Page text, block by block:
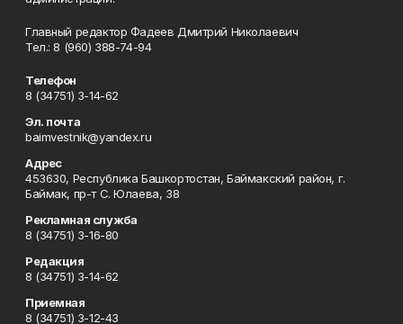
Главный редактор Фадеев Дмитрий Николаевич
Тел.: 8 (960) 388-74-94
Телефон
8 (34751) 3-14-62
Эл. почта
baimvestnik@yandex.ru
Адрес
453630, Республика Башкортостан, Баймакский район, г.
Баймак, пр-т С. Юлаева, 38
Рекламная служба
8 (34751) 3-16-80
Редакция
8 (34751) 3-14-62
Приемная
8 (34751) 3-12-43